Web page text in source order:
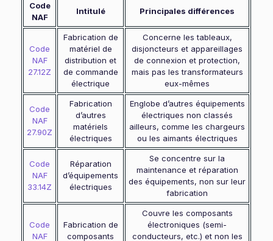
Code
NAF
Intitulé Principales différences
Code
NAF
27.12Z
Fabrication de
matériel de
distribution et
de commande
électrique
Concerne les tableaux,
disjoncteurs et appareillages
de connexion et protection,
mais pas les transformateurs
eux-mêmes
Code
NAF
27.90Z
Fabrication
d’autres
matériels
électriques
Englobe d’autres équipements
électriques non classés
ailleurs, comme les chargeurs
ou les aimants électriques
Code
NAF
33.14Z
Réparation
d’équipements
électriques
Se concentre sur la
maintenance et réparation
des équipements, non sur leur
fabrication
Code
NAF
Fabrication de
composants
Couvre les composants
électroniques (semi-
conducteurs, etc.) et non les